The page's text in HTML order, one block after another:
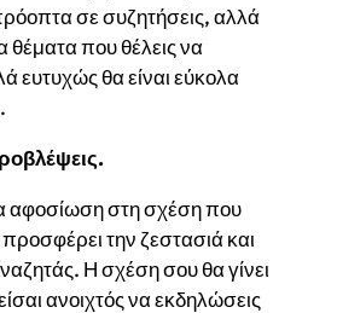
σε συζητήσεις, αλλά
θέματα που θέλεις να
ευτυχώς θα είναι εύκολα
αφοσίωση στη σχέση που
την ζεστασιά και
Η σχέση σου θα γίνει
ανοιχτός να εκδηλώσεις